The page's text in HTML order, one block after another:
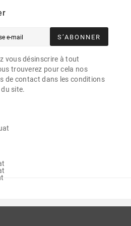
S’ABONNER
vous désinscrire à tout
trouverez pour cela nos
de contact dans les conditions
site.